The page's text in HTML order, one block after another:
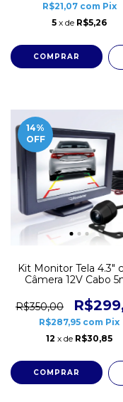
R$21,07 com Pix
5 x de R$5,26
14%
OFF
Kit Monitor Tela 4.3"
Câmera 12V Cabo
R$350,00
R$287,95 com Pix
12 x de R$30,85